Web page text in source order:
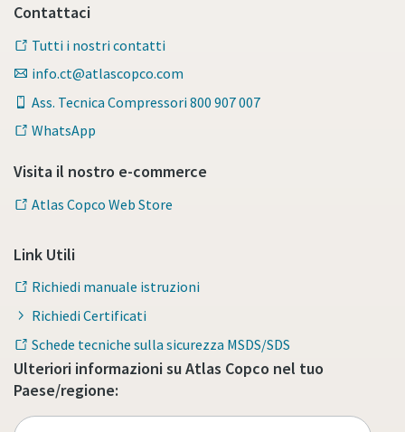
Contattaci
Tutti i nostri contatti
info.ct@atlascopco.com
Ass. Tecnica Compressori 800 907 007
WhatsApp
Visita il nostro e-commerce
Atlas Copco Web Store
Link Utili
Richiedi manuale istruzioni
Richiedi Certificati
Schede tecniche sulla sicurezza MSDS/SDS
Ulteriori informazioni su Atlas Copco nel tuo
Paese/regione: